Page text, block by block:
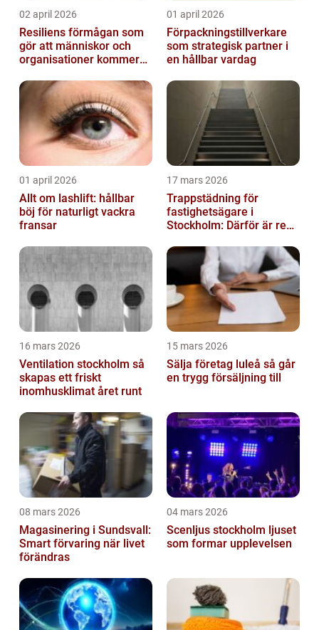
02 april 2026
Resiliens förmågan som
gör att människor och
organisationer kommer
01 april 2026
Förpackningstillverkare
som strategisk partner i
en hållbar vardag
01 april 2026
Allt om lashlift: hållbar
böj för naturligt vackra
fransar
17 mars 2026
Trappstädning för
fastighetsägare i
Stockholm: Därför är rena
investering
16 mars 2026
Ventilation stockholm så
skapas ett friskt
inomhusklimat året runt
15 mars 2026
Sälja företag luleå så går
en trygg försäljning till
08 mars 2026
Magasinering i Sundsvall:
Smart förvaring när livet
förändras
04 mars 2026
Scenljus stockholm ljuset
som formar upplevelsen